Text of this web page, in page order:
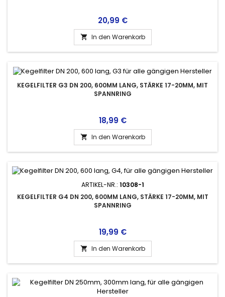
Preis
20,99 €
 In den Warenkorb
KEGELFILTER G3 DN 200, 600MM LANG, STÄRKE 17-20MM, MIT
SPANNRING
Preis
18,99 €
 In den Warenkorb
ARTIKEL-NR.: 10308-1
KEGELFILTER G4 DN 200, 600MM LANG, STÄRKE 17-20MM, MIT
SPANNRING
Preis
19,99 €
 In den Warenkorb